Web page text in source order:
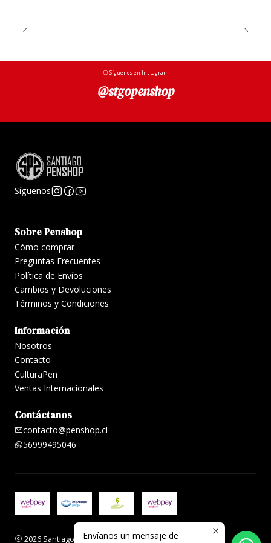
Síguenos en Instagram
@stgopenshop
Síguenos
Sobre Penshop
Cómo comprar
Preguntas Frecuentes
Política de Envíos
Cambios y Devoluciones
Términos y Condiciones
Información
Nosotros
Contacto
CulturaPen
Ventas Internacionales
Contáctanos
contacto@penshop.cl
56999495046
2026 Santiago Penshop plumas, lapiceras y accesorios.
Envíanos un mensaje de